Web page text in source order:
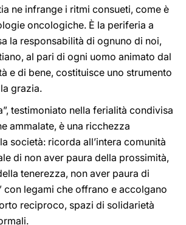
ne infrange i ritmi consueti, come è
oncologiche. È la periferia a
la responsabilità di ognuno di noi,
al pari di ogni uomo animato dal
e di bene, costituisce uno strumento
grazia.
testimoniato nella ferialità condivisa
ammalate, è una ricchezza
società: ricorda all’intera comunità
di non aver paura della prossimità,
tenerezza, non aver paura di
con legami che offrano e accolgano
reciproco, spazi di solidarietà